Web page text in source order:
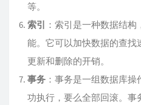
等。
索引 ：索引是一种数据结
能。它可以加快数据的查找
更新和删除的开销。
事务 ：事务是一组数据库
功执行，要么全部回滚。事